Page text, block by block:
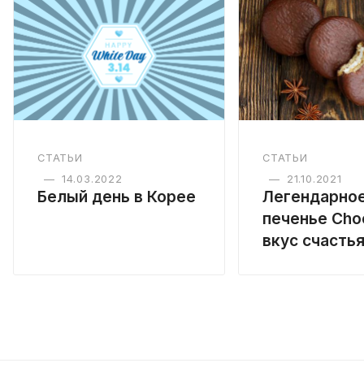
СТАТЬИ
— 14.03.2022
Белый день в Корее
СТАТЬИ
—
21.10.2021
печенье
вкус счастья